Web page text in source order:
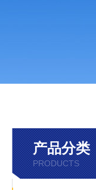
产品分类
PRODUCTS